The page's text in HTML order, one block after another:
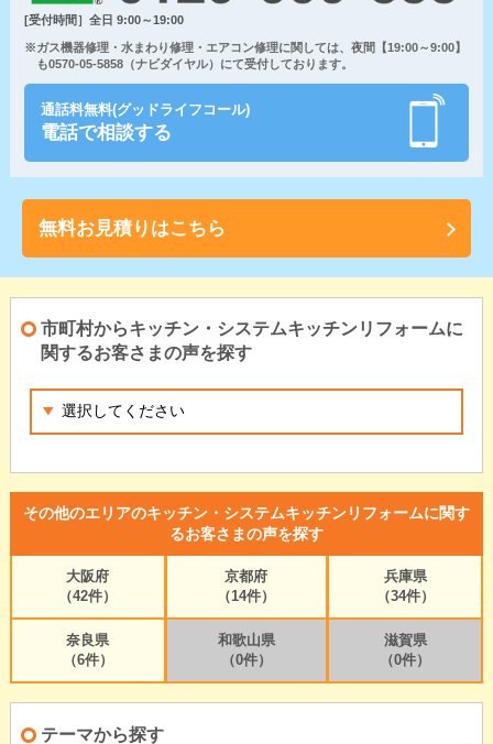
[受付時間］全日 9:00～19:00
※ガス機器修理・水まわり修理・エアコン修理に関しては、夜間【19:00～9:00】
も0570-05-5858（ナビダイヤル）にて受付しております。
通話料無料(グッドライフコール)
電話で相談する
無料お見積りはこちら
市町村からキッチン・システムキッチンリフォームに
関するお客さまの声を探す
その他のエリアのキッチン・システムキッチンリフォームに関す
るお客さまの声を探す
大阪府
（42件）
京都府
（14件）
兵庫県
（34件）
奈良県
（6件）
和歌山県
（0件）
滋賀県
（0件）
テーマから探す